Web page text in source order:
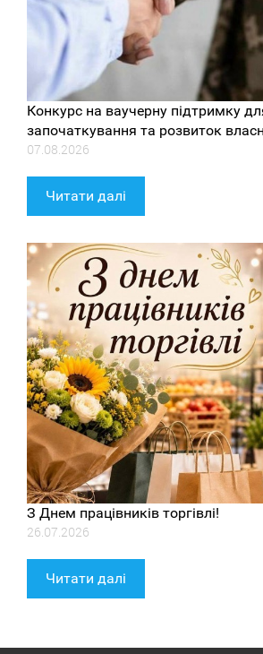
Конкурс на ваучерну підтримку
започаткування та розвиток
07.08.2026
Читати далі
З Днем працівників торгівлі!
26.07.2026
Читати далі